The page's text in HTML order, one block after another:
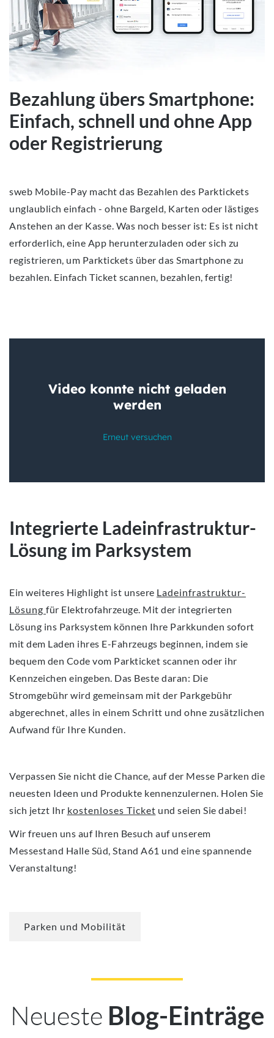
Bezahlung übers Smartphone:
Einfach, schnell und ohne App
oder Registrierung
sweb Mobile-Pay macht das Bezahlen des Parktickets
unglaublich einfach - ohne Bargeld, Karten oder lästiges
Anstehen an der Kasse. Was noch besser ist: Es ist nicht
erforderlich, eine App herunterzuladen oder sich zu
registrieren, um Parktickets über das Smartphone zu
bezahlen. Einfach Ticket scannen, bezahlen, fertig!
Integrierte Ladeinfrastruktur-
Lösung im Parksystem
Ein weiteres Highlight ist unsere Ladeinfrastruktur-
Lösung für Elektrofahrzeuge. Mit der integrierten
Lösung ins Parksystem können Ihre Parkkunden sofort
mit dem Laden ihres E-Fahrzeugs beginnen, indem sie
bequem den Code vom Parkticket scannen oder ihr
Kennzeichen eingeben. Das Beste daran: Die
Stromgebühr wird gemeinsam mit der Parkgebühr
abgerechnet, alles in einem Schritt und ohne zusätzlichen
Aufwand für Ihre Kunden.
Verpassen Sie nicht die Chance, auf der Messe Parken die
neuesten Ideen und Produkte kennenzulernen. Holen Sie
sich jetzt Ihr kostenloses Ticket und seien Sie dabei!
Wir freuen uns auf Ihren Besuch auf unserem
Messestand Halle Süd, Stand A61 und eine spannende
Veranstaltung!
Parken und Mobilität
Neueste Blog-Einträge